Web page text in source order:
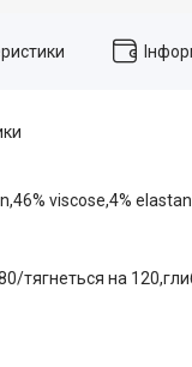
viscose,4%
тягнеться на